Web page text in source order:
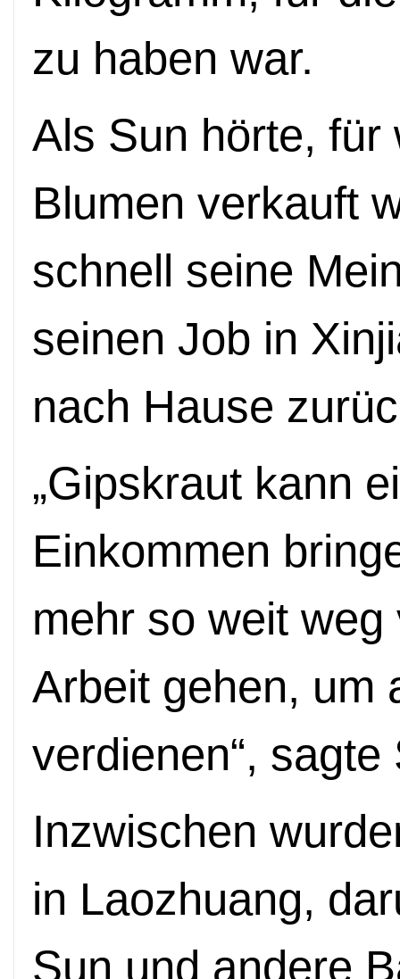
zu haben war.
Als Sun hörte, für
Blumen verkauft
schnell seine
seinen Job in
nach Hause zurü
„Gipskraut kann
Einkommen
mehr so weit
Arbeit gehen, um
verdienen“, sagte
Inzwischen
in Laozhuang,
Sun und andere